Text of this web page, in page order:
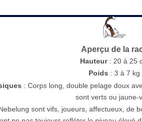
Aperçu de la
Hauteur: 20 à 25
Poids : 3 à 7 kg
: Corps long, double pelage doux
sont verts ou jaune-
sont vifs, joueurs, affectueux, de